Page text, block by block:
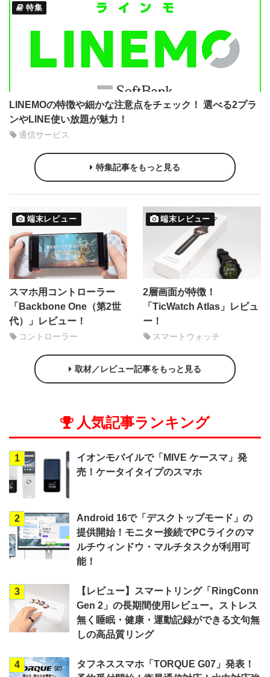
特集
LINEMOの特徴や細かな注意点をチェック！ 選べる2プラ
ンやLINE使い放題が魅力！
通信サービス
特集記事をもっと見る
端末レビュー
スマホ用コントローラー
「Backbone One（第2世
代）」レビュー！
コントローラー
端末レビュー
2層画面が特徴！
「TicWatch Atlas」レビュ
ー！
スマートウォッチ
取材／レビュー記事をもっと見る
人気記事ランキング
1
イオンモバイルで「MIVE ケースマ」発
売！ケータイタイプのスマホ
2
Android 16で「デスクトップモード」の
提供開始！モニター接続でPCライクのマ
ルチウィンドウ・マルチタスクが利用可
能！
3
【レビュー】スマートリング「RingConn
Gen 2」の長期間使用レビュー。ストレス
無く睡眠・健康・運動記録ができる文句無
しの高品質リング
4
タフネススマホ「TORQUE G07」発表！